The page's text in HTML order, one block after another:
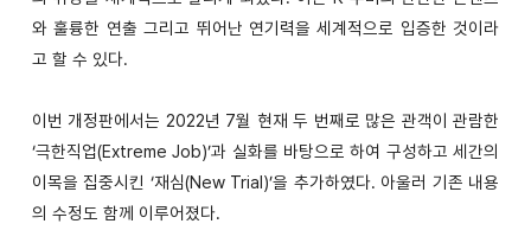
와 훌륭한 연출 그리고 뛰어난 연기력을 세계적으로 입증한 것이라
고 할 수 있다.
이번 개정판에서는 2022년 7월 현재 두 번째로 많은 관객이 관람한
‘극한직업(Extreme Job)’과 실화를 바탕으로 하여 구성하고 세간의
이목을 집중시킨 ‘재심(New Trial)’을 추가하였다. 아울러 기존 내용
의 수정도 함께 이루어졌다.